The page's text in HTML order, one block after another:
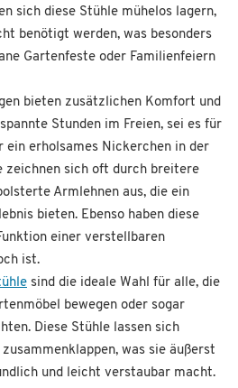
sich diese Stühle mühelos lagern,
benötigt werden, was besonders
Gartenfeste oder Familienfeiern
bieten zusätzlichen Komfort und
Stunden im Freien, sei es für
ein erholsames Nickerchen in der
zeichnen sich oft durch breitere
Armlehnen aus, die ein
bieten. Ebenso haben diese
einer verstellbaren
ist.
sind die ideale Wahl für alle, die
bewegen oder sogar
Diese Stühle lassen sich
was sie äußerst
und leicht verstaubar macht.